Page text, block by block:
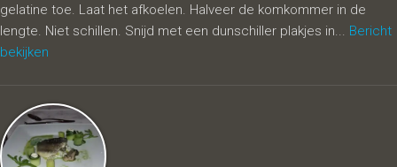
gelatine toe. Laat het afkoelen. Halveer de komkommer in de
lengte. Niet schillen. Snijd met een dunschiller plakjes in... Bericht
bekijken